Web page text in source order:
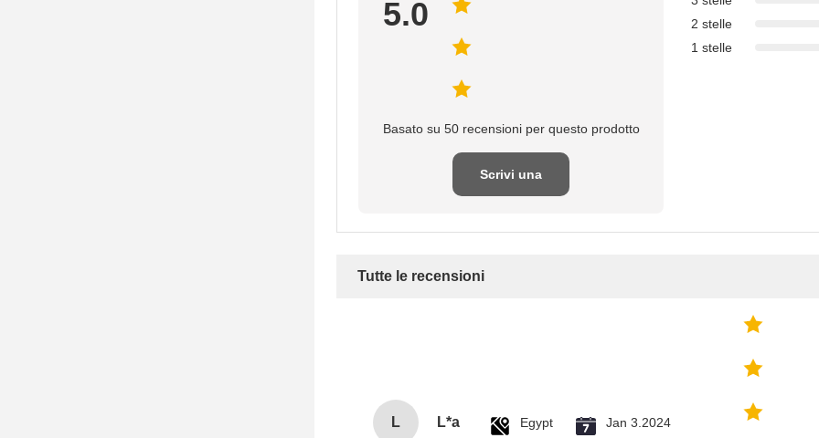
5.0
Basato su 50 recensioni per questo prodotto
Scrivi una
2 stelle
1 stelle
Tutte le recensioni
L L*a Egypt Jan 3.2024